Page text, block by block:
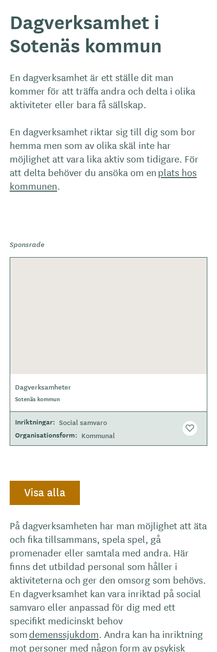
Dagverksamhet i
Sotenäs kommun
En dagverksamhet är ett ställe dit man
kommer för att träffa andra och delta i olika
aktiviteter eller bara få sällskap.
En dagverksamhet riktar sig till dig som bor
hemma men som av olika skäl inte har
möjlighet att vara lika aktiv som tidigare. För
att delta behöver du ansöka om enplats hos
kommunen.
Sponsrade
Dagverksamheter
O
r
å
d
e
Sotenäs kommun
Inriktningar Social samvaro
Organisationsform Kommunal
Visa alla
På dagverksamheten har man möjlighet att äta
och fika tillsammans, spela spel, gå
promenader eller samtala med andra. Här
finns det utbildad personal som håller i
aktiviteterna och ger den omsorg som behövs.
En dagverksamhet kan vara inriktad på social
samvaro eller anpassad för dig med ett
specifikt medicinskt behov
somdemenssjukdom. Andra kan ha inriktning
mot personer med någon form av psykisk